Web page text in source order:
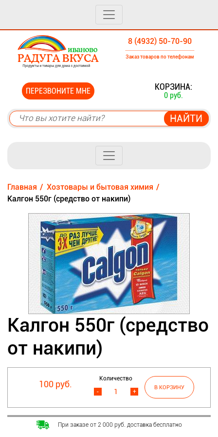
8 (4932) 50-70-90
Заказ товаров по телефонам
ПЕРЕЗВОНИТЕ МНЕ КОРЗИНА:
0 руб.
Главная
Хозтовары и бытовая химия
Калгон 550г (средство от накипи)
Калгон 550г (средство
от накипи)
100 руб.
Количество
+
-
При заказе от 2 000 руб. доставка бесплатно